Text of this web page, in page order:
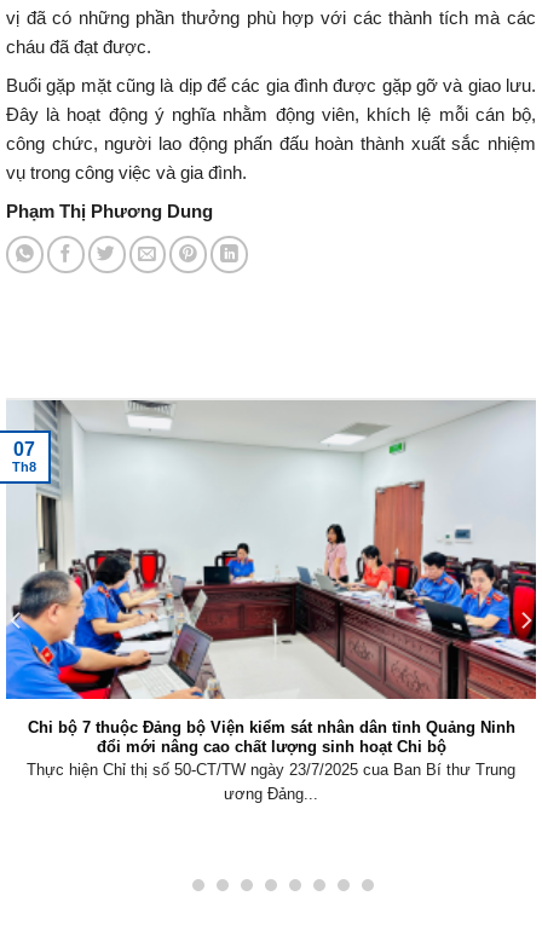
vị đã có những phần thưởng phù hợp với các thành tích mà các
cháu đã đạt được.
Buổi gặp mặt cũng là dịp để các gia đình được gặp gỡ và giao lưu.
Đây là hoạt động ý nghĩa nhằm động viên, khích lệ mỗi cán bộ,
công chức, người lao động phấn đấu hoàn thành xuất sắc nhiệm
vụ trong công việc và gia đình.
Phạm Thị Phương Dung
tỉnh Quảng Ninh
cua Ban Bí thư Trung
Viện kiểm sát nhân dân khu vực 6,
hợp xử lý nợ thuế
Thực hiện Nghị quyết số 205/2025/QH15
07